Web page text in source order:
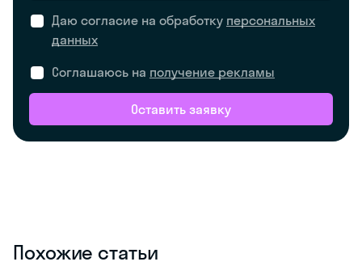
Даю согласие на обработку персональных
данных
Соглашаюсь на получение рекламы
Оставить заявку
Похожие статьи